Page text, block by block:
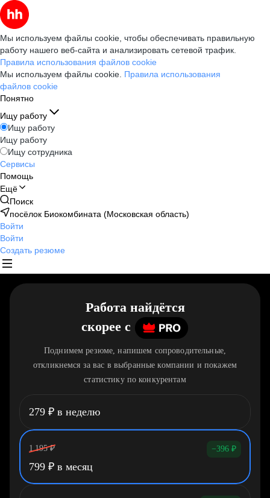
Мы используем файлы cookie, чтобы обеспечивать правильную
работу нашего веб-сайта и анализировать сетевой трафик.
Правила использования файлов cookie
Мы используем файлы cookie. Правила использования
файлов cookie
Понятно
Ищу работу
Ищу работу
Ищу работу
Ищу сотрудника
Сервисы
Помощь
Ещё
Поиск
посёлок Биокомбината (Московская область)
Войти
Войти
Создать резюме
Работа найдётся
скорее c
Поднимем резюме, напишем сопроводительные,
откликнемся за вас в выбранные компании и покажем
статистику по конкурентам
279 ₽ в неделю
1 195 ₽ −396 ₽
799 ₽ в месяц